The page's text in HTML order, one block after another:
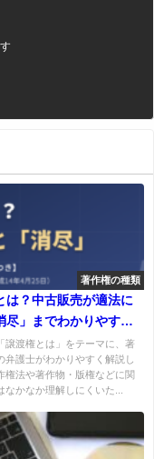
著作権の種類
は？中古販売が適法に
尽」までわかりやすく
体例つき】
譲渡権とは」をテーマに、著
弁護士がわかりやすく解説し
権法や著作物・版権などに関
なかなか理解しにくいた...